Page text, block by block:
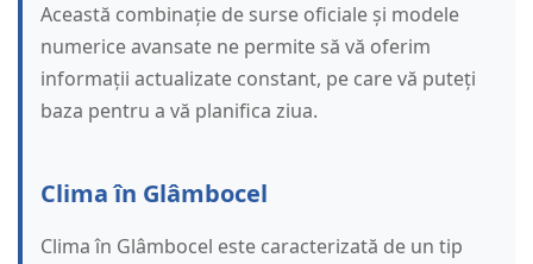
Această combinație de surse oficiale și modele
numerice avansate ne permite să vă oferim
informații actualizate constant, pe care vă puteți
baza pentru a vă planifica ziua.
Clima în Glâmbocel
Clima în Glâmbocel este caracterizată de un tip